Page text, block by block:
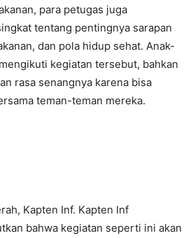
para petugas juga
tentang pentingnya sarapan
dan pola hidup sehat. Anak-
kegiatan tersebut, bahkan
rasa senangnya karena bisa
teman-teman mereka.
Kapten Inf. Kapten Inf
bahwa kegiatan seperti ini akan